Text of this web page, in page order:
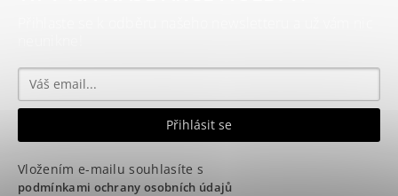
Vložením e-mailu souhlasíte s
podmínkami ochrany osobních údajů